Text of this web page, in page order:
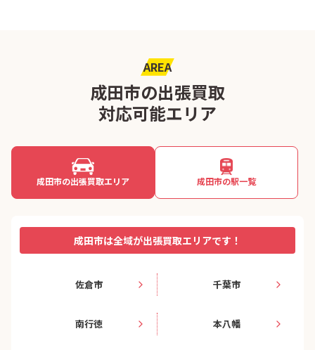
AREA
成田市の出張買取
対応可能エリア
成田市の出張買取エリア 成田市の駅一覧
成田市は全域が出張買取エリアです！
佐倉市 千葉市
南行徳 本八幡